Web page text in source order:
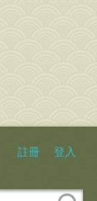
註冊 登入